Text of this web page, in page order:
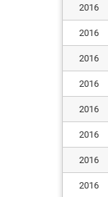
2016
2016
2016
2016
2016
2016
2016
2016